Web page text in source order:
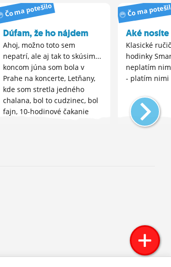
Čo ma potešilo
Dúfam, že ho nájdem
Ahoj, možno toto sem
nepatrí, ale aj tak to skúsim...
koncom júna som bola v
Prahe na koncerte, Letňany,
kde som stretla jedného
chalana, bol to cudzinec, bol
fajn, 10-hodinové čakanie
Čo ma
Aké
Klasické
hodinky
neplatím
- platím nimi